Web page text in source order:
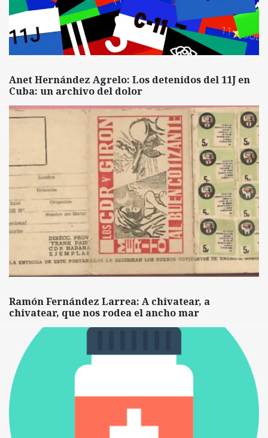
Anet Hernández Agrelo: Los detenidos del 11J en
Cuba: un archivo del dolor
Ramón Fernández Larrea: A chivatear, a
chivatear, que nos rodea el ancho mar